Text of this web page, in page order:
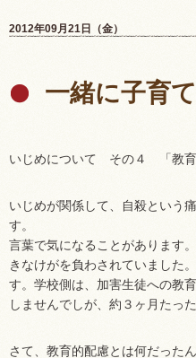
2012年09月21日（金）
一緒に子育
いじめについて その４ 「教
いじめが関係して、自殺という
す。 対応
言葉で気になることがあります
きなけがを負わされていました
す。学校側は、加害生徒への教
しませんでしが、約３ヶ月たっ
さて、教育的配慮とは何だった